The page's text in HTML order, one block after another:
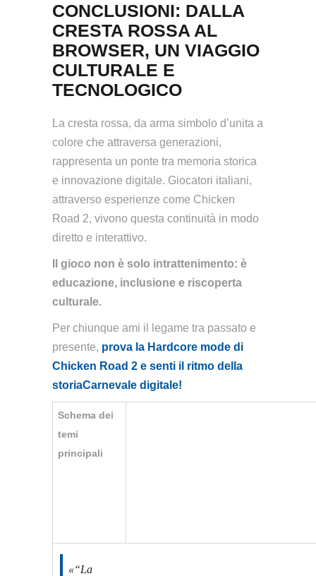
CONCLUSIONI: DALLA
CRESTA ROSSA AL
BROWSER, UN VIAGGIO
CULTURALE E
TECNOLOGICO
La cresta rossa, da arma simbolo d’unita a
colore che attraversa generazioni,
rappresenta un ponte tra memoria storica
e innovazione digitale. Giocatori italiani,
attraverso esperienze come Chicken
Road 2, vivono questa continuità in modo
diretto e interattivo.
Il gioco non è solo intrattenimento: è
educazione, inclusione e riscoperta
culturale.
Per chiunque ami il legame tra passato e
presente, prova la Hardcore mode di
Chicken Road 2 e senti il ritmo della
storiaCarnevale digitale!
Schema dei
temi
principali
“La